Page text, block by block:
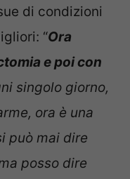
di condizioni
“Ora
e poi con
singolo giorno,
ora è una
può mai dire
posso dire